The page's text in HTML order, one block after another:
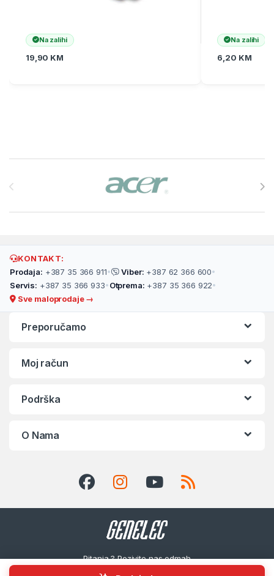
ESPERANZA MusicBox Party RGB ILLUMINATED BT
Na zalihi
19,90 KM
Na zalihi
6,20 KM
KONTAKT:
Prodaja: +387 35 366 911• Viber: +387 62 366 600•
Servis: +387 35 366 933• Otprema: +387 35 366 922•
Sve maloprodaje →
Preporučamo
Moj račun
Podrška
O Nama
Pitanja ? Pozivite nas odmah